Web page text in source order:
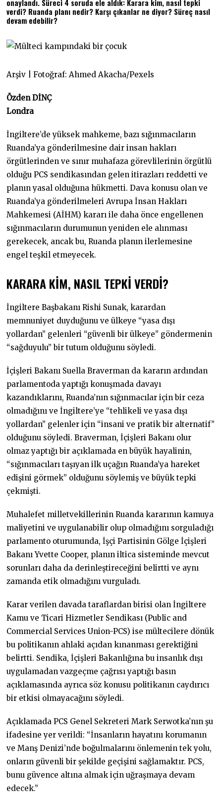
onaylandı. Süreci 4 soruda ele aldık: Karara kim, nasıl tepki
verdi? Ruanda planı nedir? Karşı çıkanlar ne diyor? Süreç nasıl
devam edebilir?
Arşiv | Fotoğraf: Ahmed Akacha/Pexels
Özden DİNÇ
Londra
İngiltere’de yüksek mahkeme, bazı sığınmacıların
Ruanda’ya gönderilmesine dair insan hakları
örgütlerinden ve sınır muhafaza görevlilerinin örgütlü
olduğu PCS sendikasından gelen itirazları reddetti ve
planın yasal olduğuna hükmetti. Dava konusu olan ve
Ruanda’ya gönderilmeleri Avrupa İnsan Hakları
Mahkemesi (AİHM) kararı ile daha önce engellenen
sığınmacıların durumunun yeniden ele alınması
gerekecek, ancak bu, Ruanda planın ilerlemesine
engel teşkil etmeyecek.
KARARA KİM, NASIL TEPKİ VERDİ?
İngiltere Başbakanı Rishi Sunak, karardan
memnuniyet duyduğunu ve ülkeye “yasa dışı
yollardan” gelenleri “güvenli bir ülkeye” göndermenin
“sağduyulu” bir tutum olduğunu söyledi.
İçişleri Bakanı Suella Braverman da kararın ardından
parlamentoda yaptığı konuşmada davayı
kazandıklarını, Ruanda’nın sığınmacılar için bir ceza
olmadığını ve İngiltere’ye “tehlikeli ve yasa dışı
yollardan” gelenler için “insani ve pratik bir alternatif”
olduğunu söyledi. Braverman, İçişleri Bakanı olur
olmaz yaptığı bir açıklamada en büyük hayalinin,
“sığınmacıları taşıyan ilk uçağın Ruanda’ya hareket
edişini görmek” olduğunu söylemiş ve büyük tepki
çekmişti.
Muhalefet milletvekillerinin Ruanda kararının kamuya
maliyetini ve uygulanabilir olup olmadığını sorguladığı
parlamento oturumunda, İşçi Partisinin Gölge İçişleri
Bakanı Yvette Cooper, planın iltica sisteminde mevcut
sorunları daha da derinleştireceğini belirtti ve aynı
zamanda etik olmadığını vurguladı.
Karar verilen davada taraflardan birisi olan İngiltere
Kamu ve Ticari Hizmetler Sendikası (Public and
Commercial Services Union-PCS) ise mültecilere dönük
bu politikanın ahlaki açıdan kınanması gerektiğini
belirtti. Sendika, İçişleri Bakanlığına bu insanlık dışı
uygulamadan vazgeçme çağrısı yaptığı basın
açıklamasında ayrıca söz konusu politikanın caydırıcı
bir etkisi olmayacağını söyledi.
Açıklamada PCS Genel Sekreteri Mark Serwotka’nın şu
ifadesine yer verildi: “İnsanların hayatını korumanın
ve Manş Denizi’nde boğulmalarını önlemenin tek yolu,
onların güvenli bir şekilde geçişini sağlamaktır. PCS,
bunu güvence altına almak için uğraşmaya devam
edecek.”